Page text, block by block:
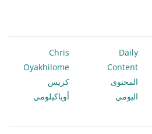
Daily
Content
المحتوى
اليومي
Chris
Oyakhilome
كريس
أوياكيلومي